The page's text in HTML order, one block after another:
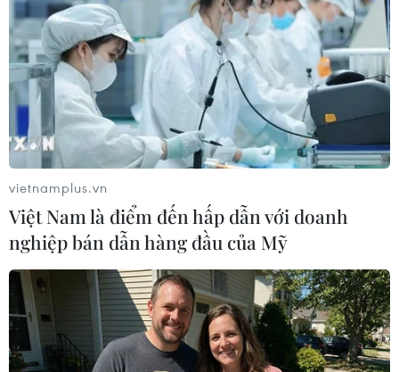
#Nghị viện châu Âu
#Giảm khí thải
#Hiệu ứng nhà kính
#Biến đổi khí hậu
#khí CO2
#Phát thải
Theo dõi VietnamPlus
TIN LIÊN QUAN
vietnamplus.vn
Việt Nam là điểm đến hấp dẫn với doanh
nghiệp bán dẫn hàng đầu của Mỹ